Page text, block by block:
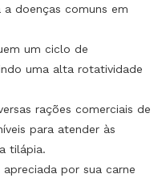
doenças comuns em
um ciclo de
uma alta rotatividade
rações comerciais de
para atender às
tilápia.
apreciada por sua carne